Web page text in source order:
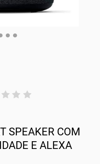
SPEAKER COM
E ALEXA